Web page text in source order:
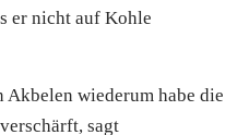
er nicht auf Kohle
wiederum habe die
verschärft, sagt